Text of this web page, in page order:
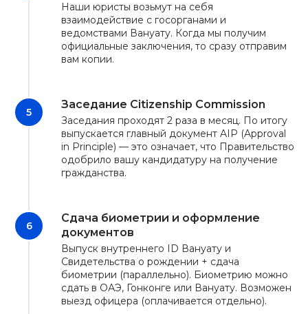
Наши юристы возьмут на себя
взаимодействие с госорганами и
ведомствами Вануату. Когда мы получим
официальные заключения, то сразу отправим
вам копии.
Заседание Citizenship Commission
Заседания проходят 2 раза в месяц. По итогу
выпускается главный документ AIP (Approval
in Principle) — это означает, что Правительство
одобрило вашу кандидатуру на получение
гражданства.
Сдача биометрии и оформление
документов
Выпуск внутреннего ID Вануату и
Свидетельства о рождении + сдача
биометрии (параллельно). Биометрию можно
сдать в ОАЭ, Гонконге или Вануату. Возможен
выезд офицера (оплачивается отдельно).